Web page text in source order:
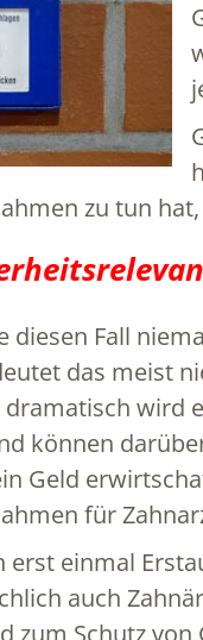
zu tun
diesen Fall
das meist
wird
können
Geld
für
erst einmal
auch
zum Schutz